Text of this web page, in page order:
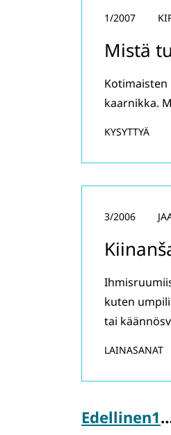
Mistä
1/2007
kaarnikka.
KYSYTTYÄ
3/2006
kuten
tai
LAINASANAT
Edellinen1